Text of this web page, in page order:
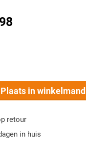
Plaats in winkelmand
retour
in huis